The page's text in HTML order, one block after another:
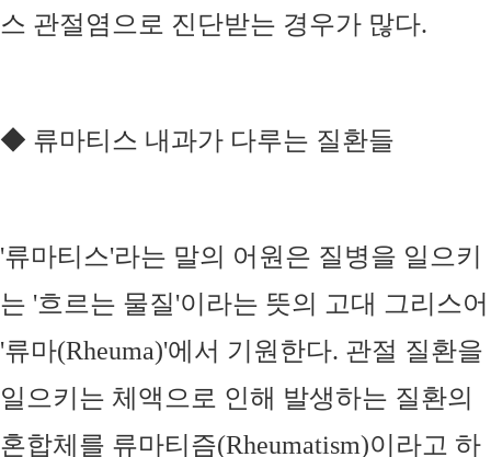
스 관절염으로 진단받는 경우가 많다.
◆ 류마티스 내과가 다루는 질환들
'류마티스'라는 말의 어원은 질병을 일으키
는 '흐르는 물질'이라는 뜻의 고대 그리스어
'류마(Rheuma)'에서 기원한다. 관절 질환을
일으키는 체액으로 인해 발생하는 질환의
혼합체를 류마티즘(Rheumatism)이라고 하